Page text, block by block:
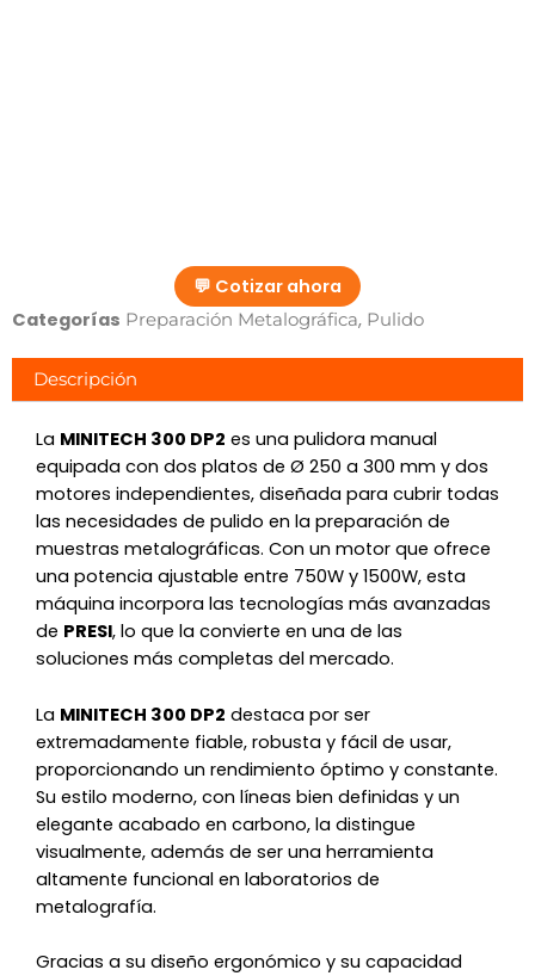
💬 Cotizar ahora
Categorías Preparación Metalográfica, Pulido
Descripción
La MINITECH 300 DP2 es una pulidora manual
equipada con dos platos de Ø 250 a 300 mm y dos
motores independientes, diseñada para cubrir todas
las necesidades de pulido en la preparación de
muestras metalográficas. Con un motor que ofrece
una potencia ajustable entre 750W y 1500W, esta
máquina incorpora las tecnologías más avanzadas
de PRESI, lo que la convierte en una de las
soluciones más completas del mercado.
La MINITECH 300 DP2 destaca por ser
extremadamente fiable, robusta y fácil de usar,
proporcionando un rendimiento óptimo y constante.
Su estilo moderno, con líneas bien definidas y un
elegante acabado en carbono, la distingue
visualmente, además de ser una herramienta
altamente funcional en laboratorios de
metalografía.
Gracias a su diseño ergonómico y su capacidad